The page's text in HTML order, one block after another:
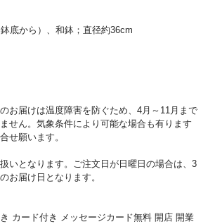
和の空間を演出することができます。
りでひとつひとつ心をこめて仕上げた一品です。
ん考案の和鉢を使用させていただいております 。
底から）、和鉢；直径約36cm
お届けは温度障害を防ぐため、4月～11月まで
せん。気象条件により可能な場合も有ります
せ願います。
いとなります。ご注文日が日曜日の場合は、3
お届け日となります。
カード付き メッセージカード無料 開店 開業